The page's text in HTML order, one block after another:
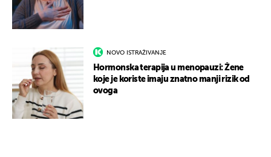
NOVO ISTRAŽIVANJE
Hormonska terapija u menopauzi: Žene
koje je koriste imaju znatno manji rizik od
ovoga